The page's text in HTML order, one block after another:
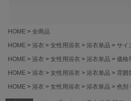
HOME
全商品
HOME
浴衣 女性用浴衣 浴衣単品 サイ
HOME
浴衣 女性用浴衣 浴衣単品 価格
HOME
浴衣 女性用浴衣 浴衣単品 雰囲
HOME
浴衣 女性用浴衣 浴衣単品 色別